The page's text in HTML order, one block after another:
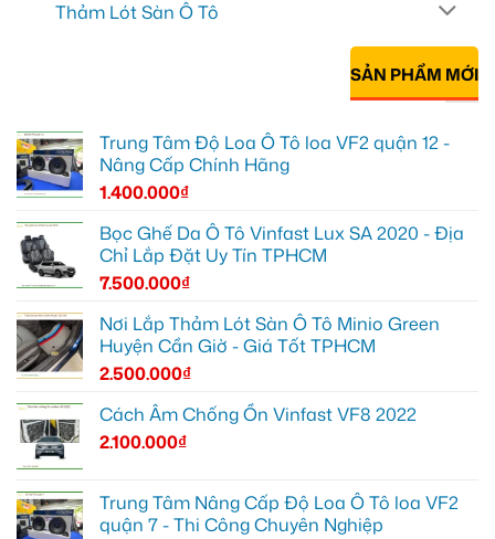
Thảm Lót Sàn Ô Tô
SẢN PHẨM MỚI
Trung Tâm Độ Loa Ô Tô loa VF2 quận 12 -
Nâng Cấp Chính Hãng
1.400.000₫
Bọc Ghế Da Ô Tô Vinfast Lux SA 2020 - Địa
Chỉ Lắp Đặt Uy Tín TPHCM
7.500.000₫
Nơi Lắp Thảm Lót Sàn Ô Tô Minio Green
Huyện Cần Giờ - Giá Tốt TPHCM
2.500.000₫
Cách Âm Chống Ồn Vinfast VF8 2022
2.100.000₫
Trung Tâm Nâng Cấp Độ Loa Ô Tô loa VF2
quận 7 - Thi Công Chuyên Nghiệp